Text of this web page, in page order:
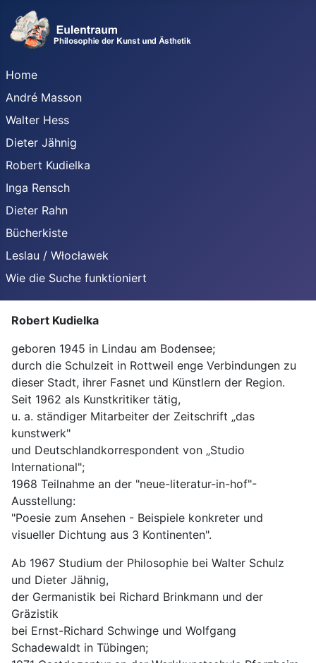
Home
André Masson
Walter Hess
Dieter Jähnig
Robert Kudielka
Inga Rensch
Dieter Rahn
Bücherkiste
Leslau / Włocławek
Wie die Suche funktioniert
Robert Kudielka
geboren 1945 in Lindau am Bodensee;
durch die Schulzeit in Rottweil enge Verbindungen zu
dieser Stadt, ihrer Fasnet und Künstlern der Region.
Seit 1962 als Kunstkritiker tätig,
u. a. ständiger Mitarbeiter der Zeitschrift „das
kunstwerk"
und Deutschlandkorrespondent von „Studio
International";
1968 Teilnahme an der "neue-literatur-in-hof"-
Ausstellung:
"Poesie zum Ansehen - Beispiele konkreter und
visueller Dichtung aus 3 Kontinenten".
Ab 1967 Studium der Philosophie bei Walter Schulz
und Dieter Jähnig,
der Germanistik bei Richard Brinkmann und der
Gräzistik
bei Ernst-Richard Schwinge und Wolfgang
Schadewaldt in Tübingen;